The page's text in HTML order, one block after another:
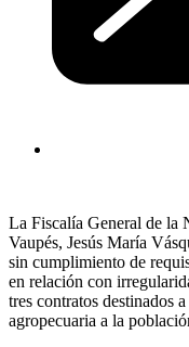
La Fiscalía General de la
Vaupés, Jesús María
sin cumplimiento de
en relación con
tres contratos destinados
agropecuaria a la